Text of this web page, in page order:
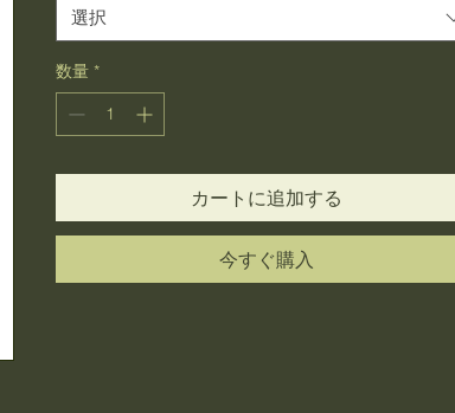
選択
数量 *
カートに追加する
今すぐ購入